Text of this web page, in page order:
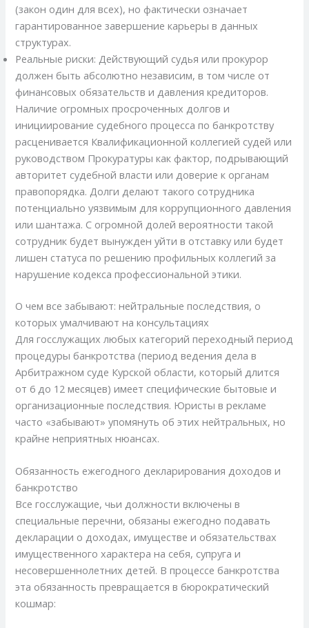
(закон один для всех), но фактически означает
гарантированное завершение карьеры в данных
структурах.
Реальные риски: Действующий судья или прокурор
должен быть абсолютно независим, в том числе от
финансовых обязательств и давления кредиторов.
Наличие огромных просроченных долгов и
инициирование судебного процесса по банкротству
расценивается Квалификационной коллегией судей или
руководством Прокуратуры как фактор, подрывающий
авторитет судебной власти или доверие к органам
правопорядка. Долги делают такого сотрудника
потенциально уязвимым для коррупционного давления
или шантажа. С огромной долей вероятности такой
сотрудник будет вынужден уйти в отставку или будет
лишен статуса по решению профильных коллегий за
нарушение кодекса профессиональной этики.
О чем все забывают: нейтральные последствия, о
которых умалчивают на консультациях
Для госслужащих любых категорий переходный период
процедуры банкротства (период ведения дела в
Арбитражном суде Курской области, который длится
от 6 до 12 месяцев) имеет специфические бытовые и
организационные последствия. Юристы в рекламе
часто «забывают» упомянуть об этих нейтральных, но
крайне неприятных нюансах.
Обязанность ежегодного декларирования доходов и
банкротство
Все госслужащие, чьи должности включены в
специальные перечни, обязаны ежегодно подавать
декларации о доходах, имуществе и обязательствах
имущественного характера на себя, супруга и
несовершеннолетних детей. В процессе банкротства
эта обязанность превращается в бюрократический
кошмар: